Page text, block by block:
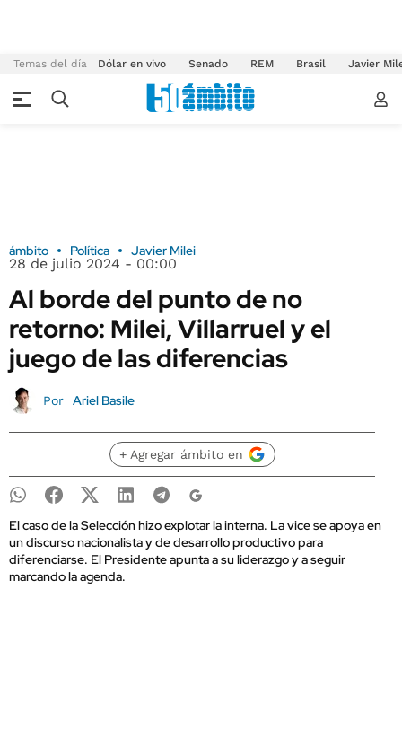
Temas del día Dólar en vivo Senado REM Brasil Javier
ámbito Política Javier Milei
28 de julio 2024 - 00:00
Al borde del punto de no
retorno: Milei, Villarruel y el
juego de las diferencias
Por Ariel Basile
+ Agregar ámbito en
El caso de la Selección hizo explotar la interna. La vice se apoya en
un discurso nacionalista y de desarrollo productivo para
diferenciarse. El Presidente apunta a su liderazgo y a seguir
marcando la agenda.